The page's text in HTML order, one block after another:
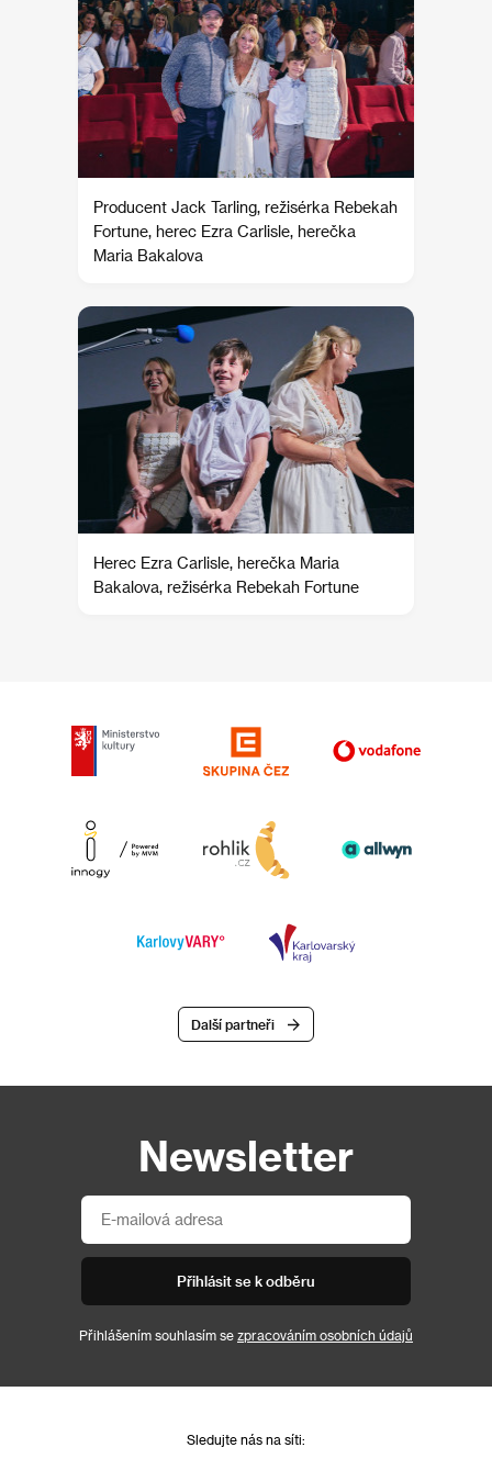
Producent Jack Tarling, režisérka Rebekah
Fortune, herec Ezra Carlisle, herečka
Maria Bakalova
Herec Ezra Carlisle, herečka Maria
Bakalova, režisérka Rebekah Fortune
Další partneři
Newsletter
Přihlásit se k odběru
Přihlášením souhlasím se zpracováním osobních údajů
Sledujte nás na síti: